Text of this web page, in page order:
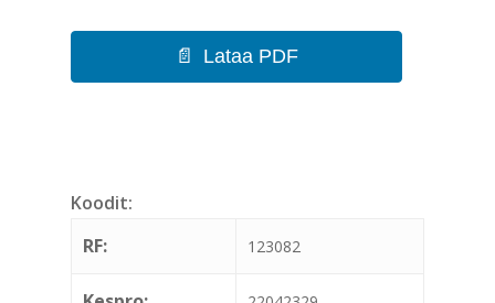
Lataa PDF
Koodit:
RF:
123082